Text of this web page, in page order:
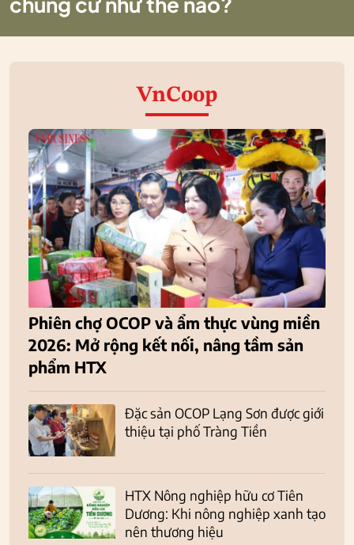
VnCoop
Phiên chợ OCOP và ẩm thực vùng miền
2026: Mở rộng kết nối, nâng tầm sản
phẩm HTX
Đặc sản OCOP Lạng Sơn được giới
thiệu tại phố Tràng Tiền
HTX Nông nghiệp hữu cơ Tiên
Dương: Khi nông nghiệp xanh tạo
nên thương hiệu